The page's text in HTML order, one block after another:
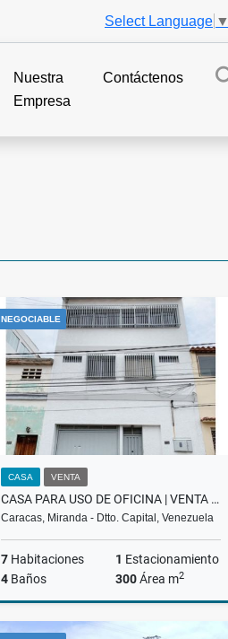
Select Language ▼
Nuestra
Empresa
Contáctenos
NEGOCIABLE
CASA VENTA
CASA PARA USO DE OFICINA | VENTA | LA FLORIDA | BGC-013-25
Caracas, Miranda - Dtto. Capital, Venezuela
7 Habitaciones 1 Estacionamiento
4 Baños 300Área m2
Venta